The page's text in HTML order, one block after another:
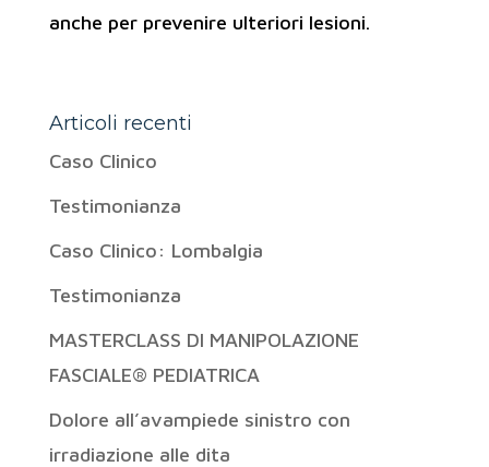
anche per prevenire ulteriori lesioni.
Articoli recenti
Caso Clinico
Testimonianza
Caso Clinico: Lombalgia
Testimonianza
MASTERCLASS DI MANIPOLAZIONE
FASCIALE® PEDIATRICA
Dolore all’avampiede sinistro con
irradiazione alle dita